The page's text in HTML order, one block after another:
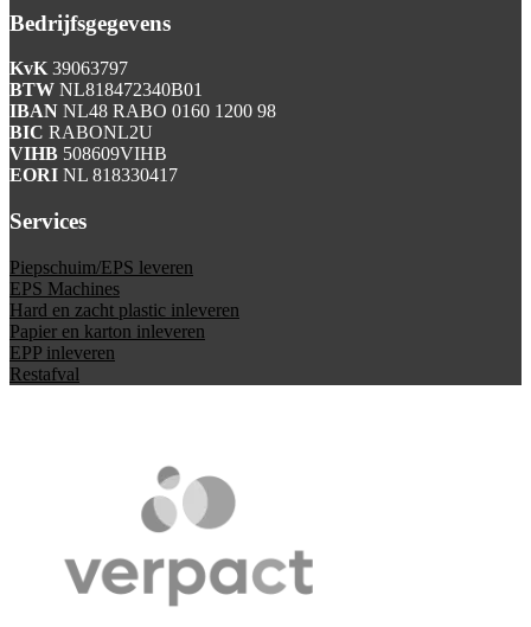
Bedrijfsgegevens
KvK39063797
BTW NL818472340B01
IBAN NL48 RABO 0160 1200 98
BIC RABONL2U
VIHB 508609VIHB
EORI NL 818330417
Services
Piepschuim/EPS leveren
EPS Machines
Hard en zacht plastic inleveren
Papier en karton inleveren
EPP inleveren
Restafval